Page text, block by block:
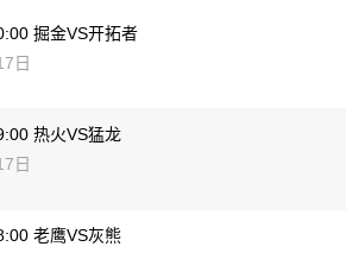
掘金VS开拓者
日
热火VS猛龙
日
老鹰VS灰熊